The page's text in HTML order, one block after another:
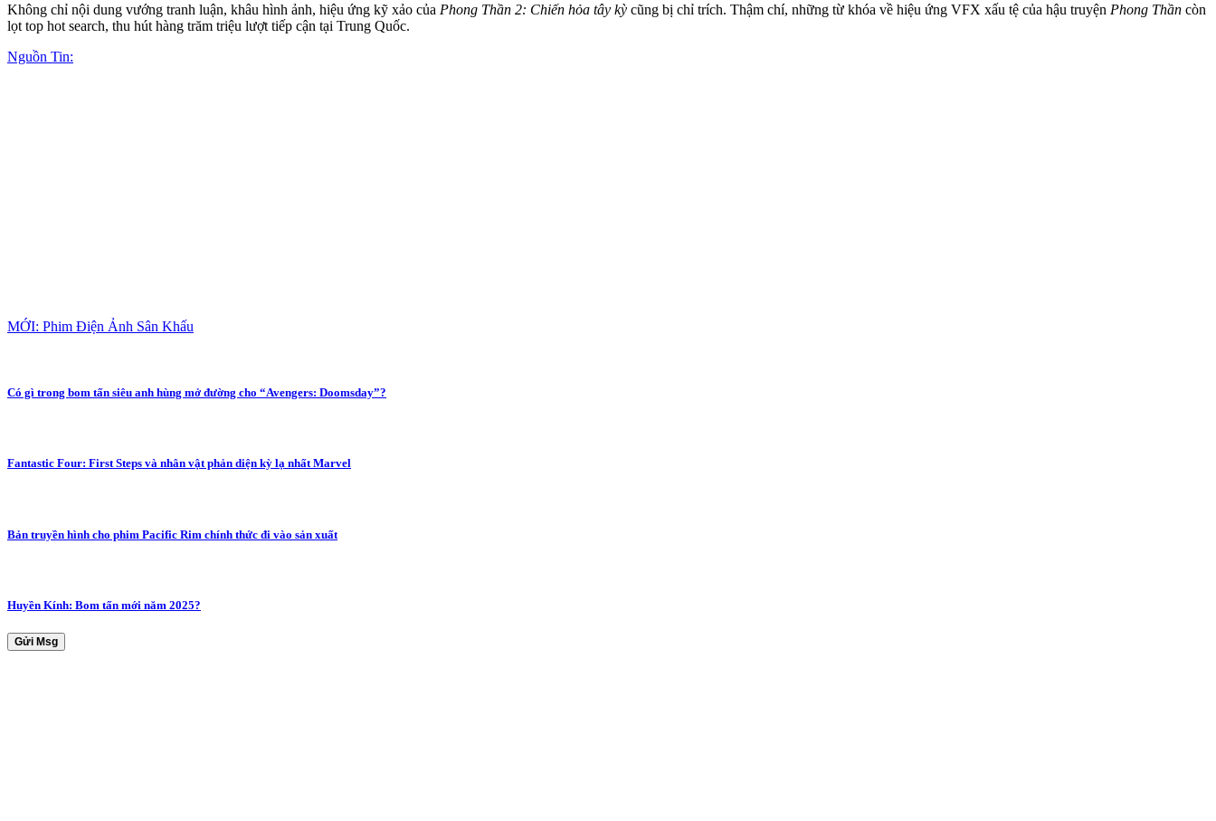
Không chỉ nội dung vướng tranh luận, khâu hình ảnh, hiệu ứng kỹ xảo của Phong Thần 2: Chiến hỏa tây kỳ cũng bị chỉ trích. Thậm chí, những từ khóa về hiệu ứng VFX xấu tệ của hậu truyện Phong Thần còn
lọt top hot search, thu hút hàng trăm triệu lượt tiếp cận tại Trung Quốc.
Nguồn Tin:
MỚI: Phim Điện Ảnh Sân Khấu
Có gì trong bom tấn siêu anh hùng mở đường cho “Avengers: Doomsday”?
Fantastic Four: First Steps và nhân vật phản diện kỳ lạ nhất Marvel
Bản truyền hình cho phim Pacific Rim chính thức đi vào sản xuất
Huyền Kính: Bom tấn mới năm 2025?
Gửi Msg